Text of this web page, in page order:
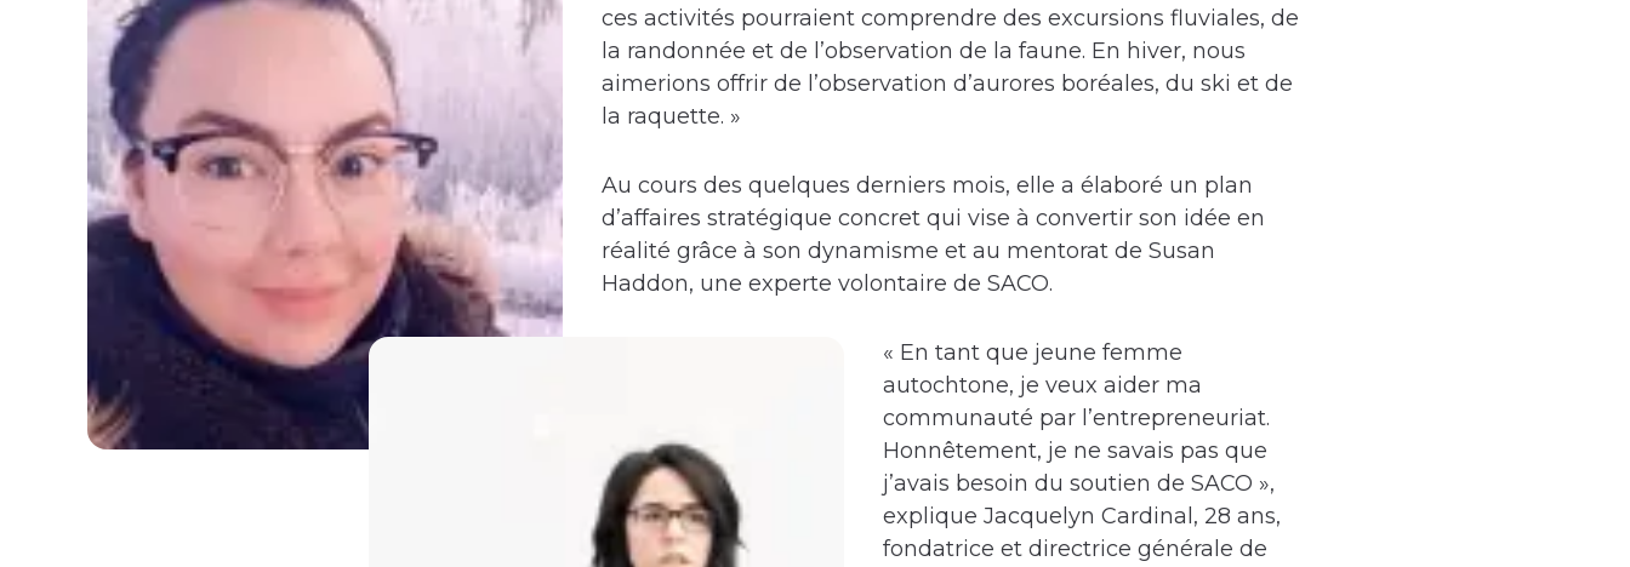
ces activités pourraient comprendre des excursions fluviales, de
la randonnée et de l’observation de la faune. En hiver, nous
aimerions offrir de l’observation d’aurores boréales, du ski et de
la raquette. »
Au cours des quelques derniers mois, elle a élaboré un plan
d’affaires stratégique concret qui vise à convertir son idée en
réalité grâce à son dynamisme et au mentorat de Susan
Haddon, une experte volontaire de SACO.
« En tant que jeune femme
autochtone, je veux aider ma
communauté par l’entrepreneuriat.
Honnêtement, je ne savais pas que
j’avais besoin du soutien de SACO »,
explique Jacquelyn Cardinal, 28 ans,
fondatrice et directrice générale de